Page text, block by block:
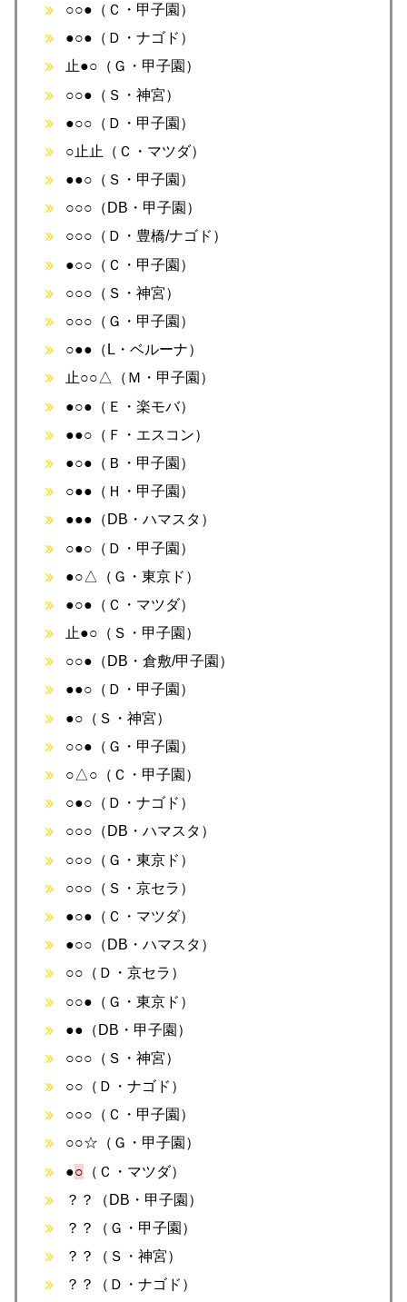
○○●（Ｃ・甲子園）
●○●（Ｄ・ナゴド）
止●○（Ｇ・甲子園）
○○●（Ｓ・神宮）
●○○（Ｄ・甲子園）
○止止（Ｃ・マツダ）
●●○（Ｓ・甲子園）
○○○（DB・甲子園）
○○○（Ｄ・豊橋/ナゴド）
●○○（Ｃ・甲子園）
○○○（Ｓ・神宮）
○○○（Ｇ・甲子園）
○●●（L・ベルーナ）
止○○△（Ｍ・甲子園）
●○●（Ｅ・楽モバ）
●●○（Ｆ・エスコン）
●○●（Ｂ・甲子園）
○●●（Ｈ・甲子園）
●●●（DB・ハマスタ）
○●○（Ｄ・甲子園）
●○△（Ｇ・東京ド）
●○●（Ｃ・マツダ）
止●○（Ｓ・甲子園）
○○●（DB・倉敷/甲子園）
●●○（Ｄ・甲子園）
●○（Ｓ・神宮）
○○●（Ｇ・甲子園）
○△○（Ｃ・甲子園）
○●○（Ｄ・ナゴド）
○○○（DB・ハマスタ）
○○○（Ｇ・東京ド）
○○○（Ｓ・京セラ）
●○●（Ｃ・マツダ）
●○○（DB・ハマスタ）
○○（Ｄ・京セラ）
○○●（Ｇ・東京ド）
●●（DB・甲子園）
○○○（Ｓ・神宮）
○○（Ｄ・ナゴド）
○○○（Ｃ・甲子園）
○○☆（Ｇ・甲子園）
●○ （Ｃ・マツダ）
？？（DB・甲子園）
？？（Ｇ・甲子園）
？？（Ｓ・神宮）
？？（Ｄ・ナゴド）